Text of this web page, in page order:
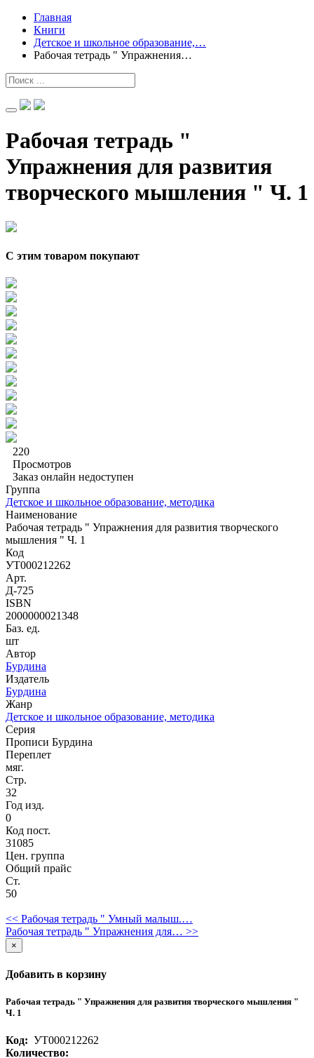
Главная
Книги
Детское и школьное образование,…
Рабочая тетрадь " Упражнения…
Рабочая тетрадь "
Упражнения для развития
творческого мышления " Ч. 1
С этим товаром покупают
220
Просмотров
Заказ онлайн недоступен
Группа
Детское и школьное образование, методика
Наименование
Рабочая тетрадь " Упражнения для развития творческого
мышления " Ч. 1
Код
УТ000212262
Арт.
Д-725
ISBN
2000000021348
Баз. ед.
шт
Автор
Бурдина
Издатель
Бурдина
Жанр
Детское и школьное образование, методика
Серия
Прописи Бурдина
Переплет
мяг.
Стр.
32
Год изд.
0
Код пост.
31085
Цен. группа
Общий прайс
Ст.
50
<< Рабочая тетрадь " Умный малыш.…
Рабочая тетрадь " Упражнения для… >>
×
Добавить в корзину
Рабочая тетрадь " Упражнения для развития творческого мышления "
Ч. 1
Код: УТ000212262
Количество: